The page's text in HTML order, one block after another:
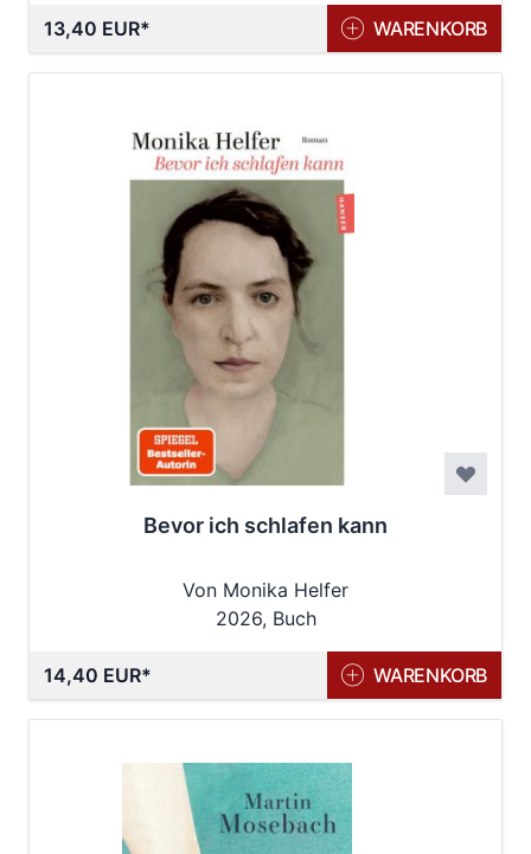
13,40 EUR WARENKORB
Bevor ich schlafen kann
Von Monika Helfer
2026, Buch
14,40 EUR WARENKORB